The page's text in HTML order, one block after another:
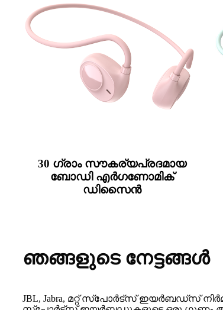
30 ഗ്രാം സൗകര്യപ്രദമായ
ബോഡി എർഗണോമിക്
ഡിസൈൻ
ഞങ്ങളുടെ നേട്ടങ്ങൾ
JBL, Jabra, മറ്റ് സ്‌പോർട്‌സ് ഇയർബഡ്‌സ്